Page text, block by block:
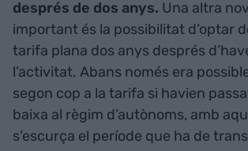
després de dos anys. Una altra
important és la possibilitat d’optar
tarifa plana dos anys després
l’activitat. Abans només era
segon cop a la tarifa si havien
baixa al règim d’autònoms, amb
s’escurça el període que ha de